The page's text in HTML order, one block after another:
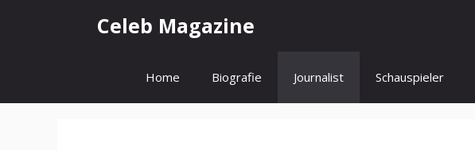
Celeb Magazine
Home Biografie Journalist Schauspieler